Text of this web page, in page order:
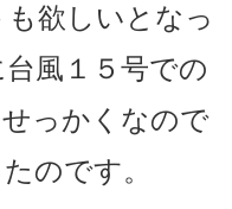
欲しいとなっ
風１５号での
っかくなので
のです。